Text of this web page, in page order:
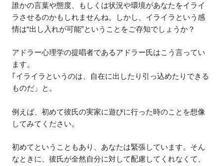
誰かの言葉や態度、もしくは状況や環境があなたをイライ
ラさせるのかもしれませんね。しかし、イライラという感
情は“出し入れが可能”ということをご存知でしょうか？
アドラー心理学の提唱者であるアドラー氏はこう言ってい
ます。
｢イライラというのは、自在に出したり引っ込めたりできる
ものだ」と。
例えば、初めて彼氏の実家に遊びに行った時のことを想像
してみてください。
初めてということもあり、あなたは緊張しています。そん
なときに、彼氏が全然自分に対して配慮してくれなくて、